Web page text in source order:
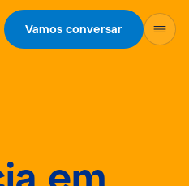
Vamos conversar
em